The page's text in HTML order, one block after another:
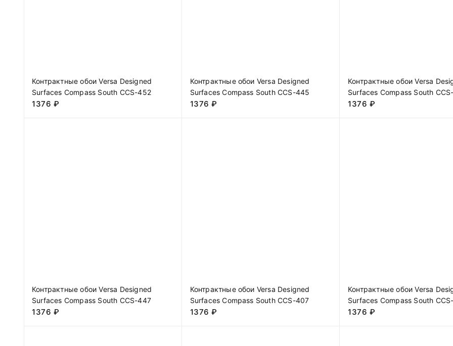
Контрактные обои Versa Designed
Surfaces Compass South CCS-452
1376 ₽
Контрактные обои Versa Designed
Surfaces Compass South CCS-445
1376 ₽
Контрактные обои Versa
Surfaces Compass South
1376 ₽
Контрактные обои Versa Designed
Surfaces Compass South CCS-447
1376 ₽
Контрактные обои Versa Designed
Surfaces Compass South CCS-407
1376 ₽
Контрактные обои Versa
Surfaces Compass South
1376 ₽